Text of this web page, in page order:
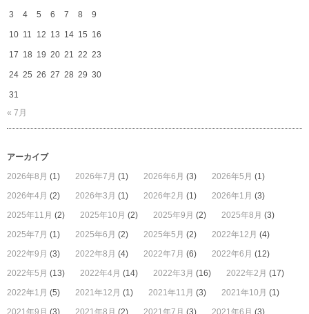
3 4 5 6 7 8 9
10 11 12 13 14 15 16
17 18 19 20 21 22 23
24 25 26 27 28 29 30
31
« 7月
アーカイブ
2026年8月 (1) 2026年7月 (1) 2026年6月 (3) 2026年5月 (1)
2026年4月 (2) 2026年3月 (1) 2026年2月 (1) 2026年1月 (3)
2025年11月 (2) 2025年10月 (2) 2025年9月 (2) 2025年8月 (3)
2025年7月 (1) 2025年6月 (2) 2025年5月 (2) 2022年12月 (4)
2022年9月 (3) 2022年8月 (4) 2022年7月 (6) 2022年6月 (12)
2022年5月 (13) 2022年4月 (14) 2022年3月 (16) 2022年2月 (17)
2022年1月 (5) 2021年12月 (1) 2021年11月 (3) 2021年10月 (1)
2021年9月 (3) 2021年8月 (2) 2021年7月 (3) 2021年6月 (3)